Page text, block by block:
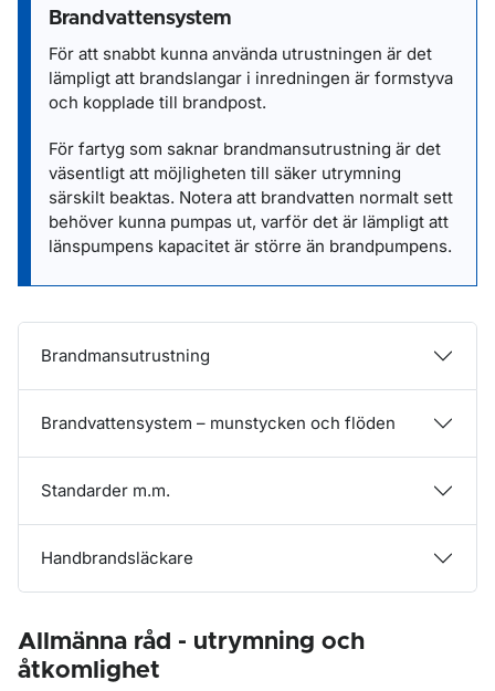
Brandvattensystem
För att snabbt kunna använda utrustningen är det
lämpligt att brandslangar i inredningen är formstyva
och kopplade till brandpost.
För fartyg som saknar brandmansutrustning är det
väsentligt att möjligheten till säker utrymning
särskilt beaktas. Notera att brandvatten normalt sett
behöver kunna pumpas ut, varför det är lämpligt att
länspumpens kapacitet är större än brandpumpens.
Brandmansutrustning
Brandvattensystem – munstycken och flöden
Standarder m.m.
Handbrandsläckare
Allmänna råd - utrymning och
åtkomlighet